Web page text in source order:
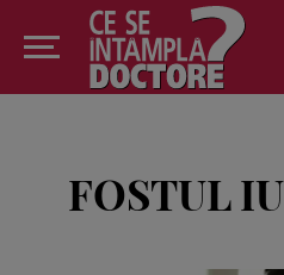
FOSTUL